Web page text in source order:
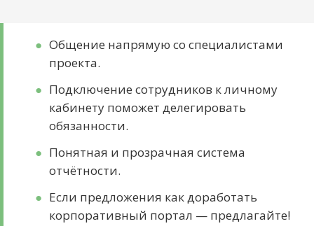
Общение напрямую со специалистами
проекта.
Подключение сотрудников к личному
кабинету поможет делегировать
обязанности.
Понятная и прозрачная система
отчётности.
Если предложения как доработать
корпоративный портал — предлагайте!